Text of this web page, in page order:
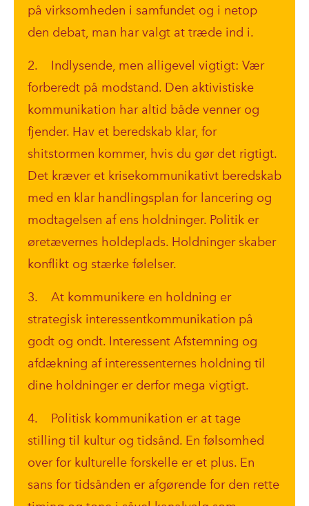
på virksomheden i samfundet og i netop
den debat, man har valgt at træde ind i.
2. Indlysende, men alligevel vigtigt: Vær
forberedt på modstand. Den aktivistiske
kommunikation har altid både venner og
fjender. Hav et beredskab klar, for
shitstormen kommer, hvis du gør det rigtigt.
Det kræver et krisekommunikativt beredskab
med en klar handlingsplan for lancering og
modtagelsen af ens holdninger. Politik er
øretævernes holdeplads. Holdninger skaber
konflikt og stærke følelser.
3. At kommunikere en holdning er
strategisk interessentkommunikation på
godt og ondt. Interessent Afstemning og
afdækning af interessenternes holdning til
dine holdninger er derfor mega vigtigt.
4. Politisk kommunikation er at tage
stilling til kultur og tidsånd. En følsomhed
over for kulturelle forskelle er et plus. En
sans for tidsånden er afgørende for den rette